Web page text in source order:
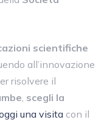
scientifiche
all’innovazione
risolvere il
, scegli la
una visita con il